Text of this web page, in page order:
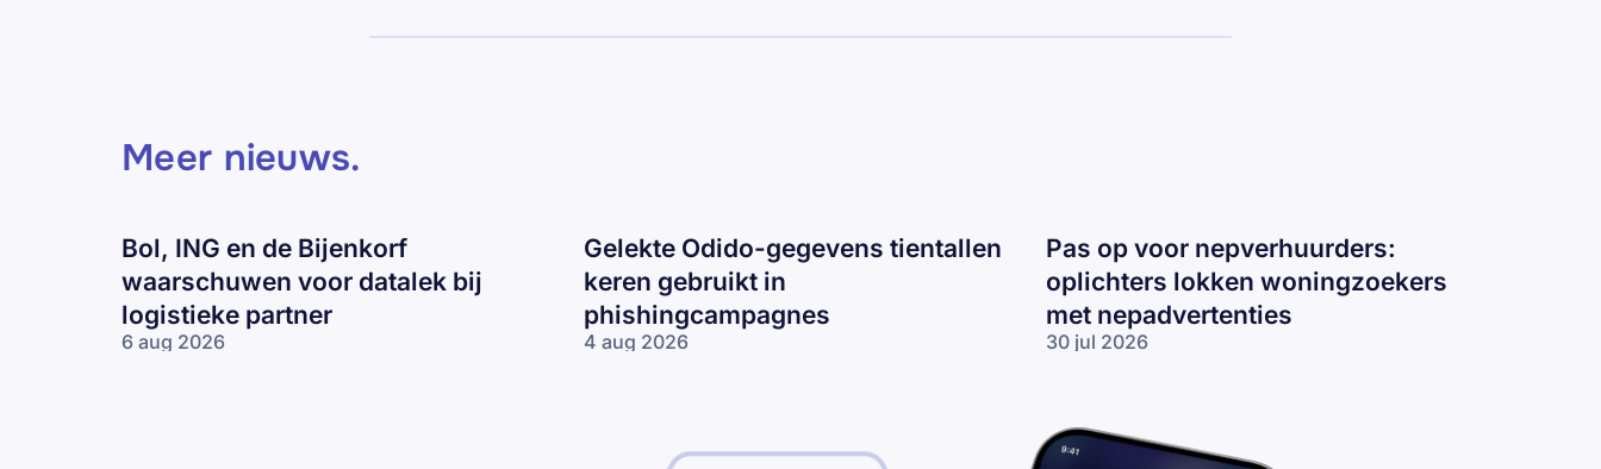
Meer nieuws.
Bol, ING en de Bijenkorf
waarschuwen voor datalek bij
logistieke partner
6 aug 2026
Gelekte Odido-gegevens tientallen
keren gebruikt in
phishingcampagnes
4 aug 2026
Pas op voor nepverhuurders:
oplichters lokken woningzoekers
met nepadvertenties
30 jul 2026
lokken
woningzoekers